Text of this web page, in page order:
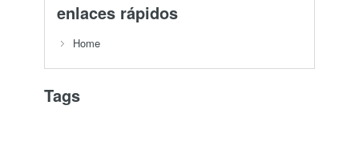
enlaces rápidos
Home
Tags